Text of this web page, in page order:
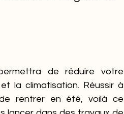
de réduire votre
la climatisation. Réussir à
rentrer en été, voilà ce